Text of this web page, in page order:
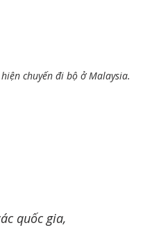
chuyến đi bộ ở Malaysia.
quốc gia,